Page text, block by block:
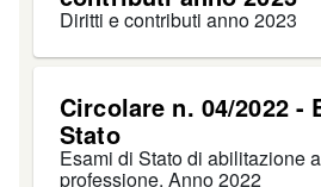
Diritti e contributi anno 2023
Circolare n. 04/2022 -
Stato
Esami di Stato di abilitazione
professione. Anno 2022